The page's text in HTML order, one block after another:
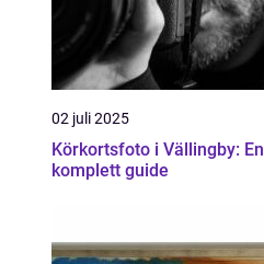
02 juli 2025
Körkortsfoto i Vällingby: En
komplett guide